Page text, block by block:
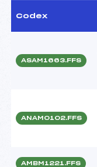
Codex
ASAM1663.FFS
ANAM0102.FFS
AMBM1221.FFS